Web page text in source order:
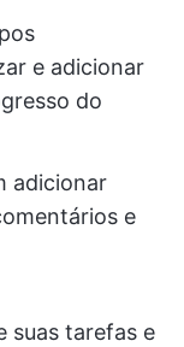
e adicionar
do
adicionar
e
suas tarefas e